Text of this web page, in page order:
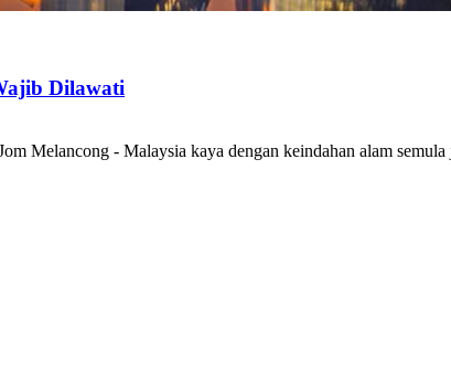
Dilawati
Melancong - Malaysia kaya dengan keindahan alam